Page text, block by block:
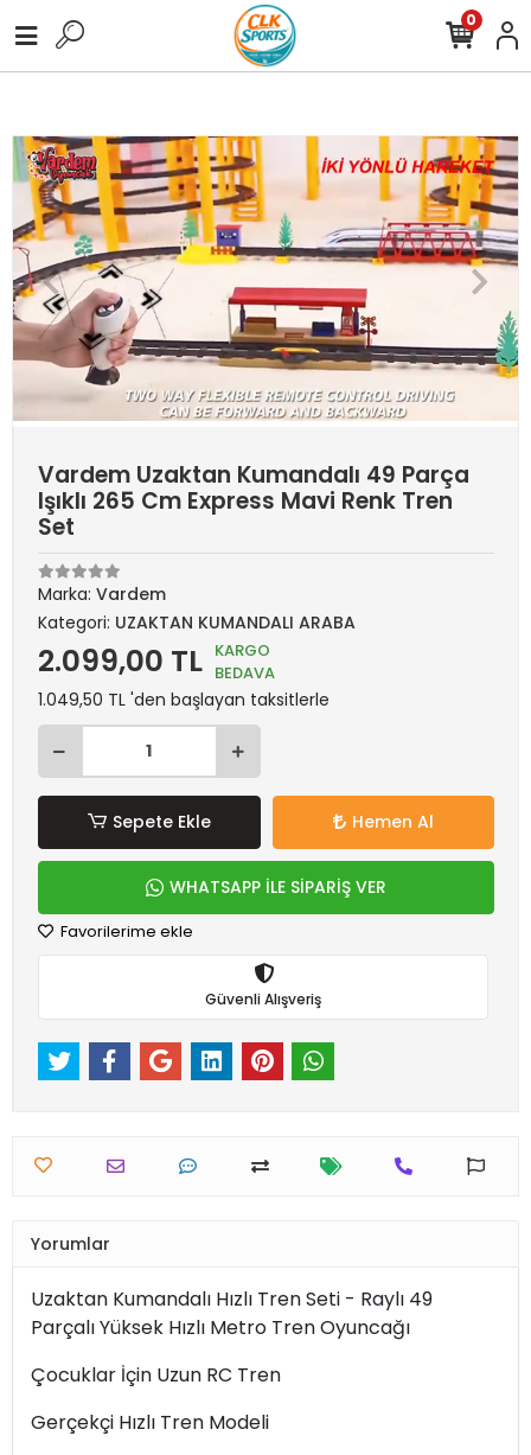
TL Üzeri Tüm Alışverişlerinize Ücretsiz Kargo ! 3.000,00 TL
0
Vardem Uzaktan Kumandalı 49 Parça
Işıklı 265 Cm Express Mavi Renk Tren
Set
Marka: Vardem
Kategori: UZAKTAN KUMANDALI ARABA
2.099,00 TL KARGO
BEDAVA
1.049,50 TL 'den başlayan taksitlerle
Sepete Ekle Hemen Al
WHATSAPP İLE SİPARİŞ VER
Favorilerime ekle
Güvenli Alışveriş
Yorumlar
Uzaktan Kumandalı Hızlı Tren Seti - Raylı 49
Parçalı Yüksek Hızlı Metro Tren Oyuncağı
Çocuklar İçin Uzun RC Tren
Gerçekçi Hızlı Tren Modeli